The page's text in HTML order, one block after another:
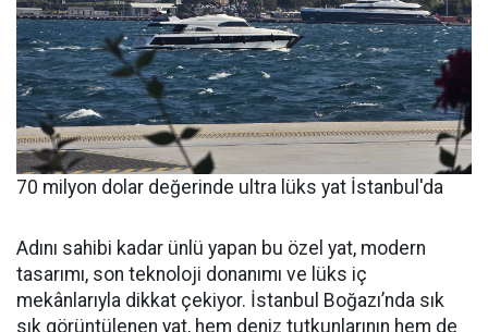
70 milyon dolar değerinde ultra lüks yat İstanbul'da
Adını sahibi kadar ünlü yapan bu özel yat, modern
tasarımı, son teknoloji donanımı ve lüks iç
mekânlarıyla dikkat çekiyor. İstanbul Boğazı’nda sık
sık görüntülenen yat, hem deniz tutkunlarının hem de